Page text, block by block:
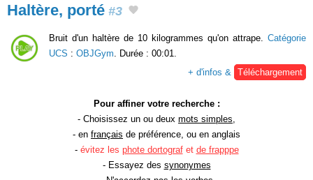
Haltère, porté #3
Bruit d'un haltère de 10 kilogrammes qu'on attrape. Catégorie
UCS : OBJGym. Durée : 00:01.
+ d'infos & Téléchargement
Pour affiner votre recherche :
- Choisissez un ou deux mots simples,
- en français de préférence, ou en anglais
- évitez les phote dortografet de frapppe
- Essayez des synonymes